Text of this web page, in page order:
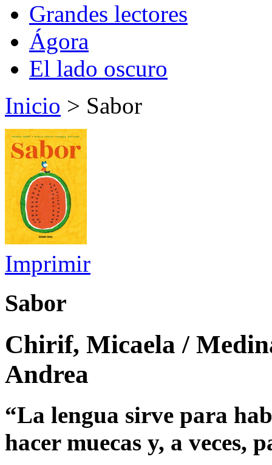
Grandes lectores
Ágora
El lado oscuro
Inicio > Sabor
Imprimir
Sabor
Chirif, Micaela /
Andrea
“La lengua sirve para
hacer muecas y, a veces,